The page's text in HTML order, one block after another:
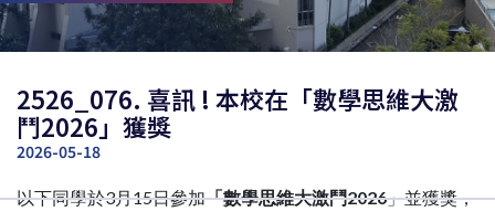
2526_076. 喜訊 ! 本校在「數學思維大激
鬥2026」獲獎
2026-05-18
以下同學於3月15日參加「數學思維大激鬥2026」並獲獎，